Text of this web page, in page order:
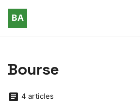
Bourse
4 articles